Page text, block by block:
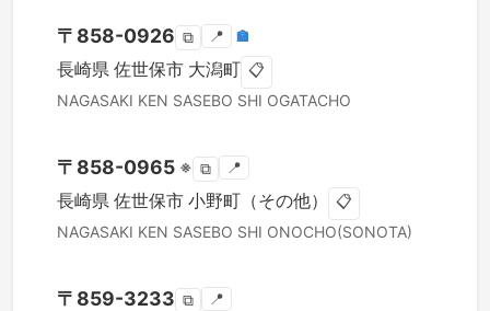
〒 858-0926 ⧉ 📍 🏣
長崎県 佐世保市 大潟町 📋
NAGASAKI KEN SASEBO SHI OGATACHO
〒 858-0965 ※ ⧉ 📍
長崎県 佐世保市 小野町（その他） 📋
NAGASAKI KEN SASEBO SHI ONOCHO(SONOTA)
〒 859-3233 ⧉ 📍